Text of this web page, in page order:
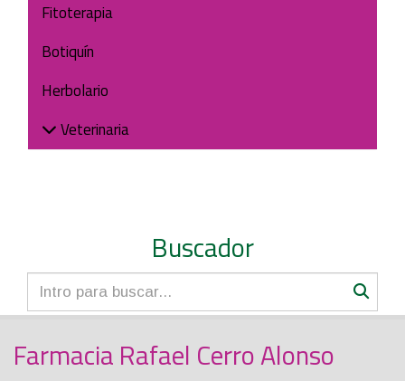
Fitoterapia
Botiquín
Herbolario
Veterinaria
Buscador
Farmacia Rafael Cerro Alonso